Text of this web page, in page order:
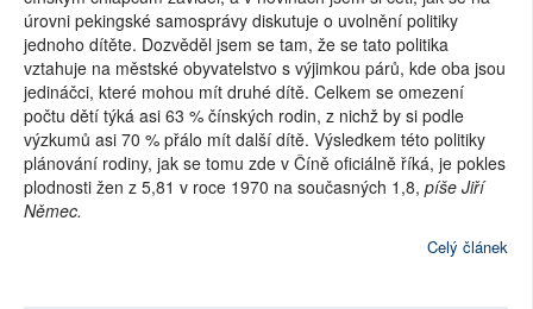
úrovni pekingské samosprávy diskutuje o uvolnění politiky
jednoho dítěte. Dozvěděl jsem se tam, že se tato politika
vztahuje na městské obyvatelstvo s výjimkou párů, kde oba jsou
jedináčci, které mohou mít druhé dítě. Celkem se omezení
počtu dětí týká asi 63 % čínských rodin, z nichž by si podle
výzkumů asi 70 % přálo mít další dítě. Výsledkem této politiky
plánování rodiny, jak se tomu zde v Číně oficiálně říká, je pokles
plodnosti žen z 5,81 v roce 1970 na současných 1,8, píše Jiří
Němec.
Celý článek